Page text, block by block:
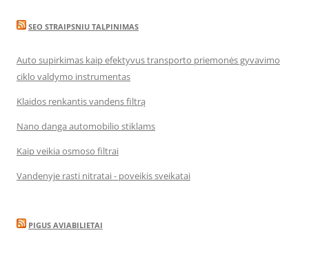
SEO STRAIPSNIU TALPINIMAS
Auto supirkimas kaip efektyvus transporto priemonės gyvavimo
ciklo valdymo instrumentas
Klaidos renkantis vandens filtrą
Nano danga automobilio stiklams
Kaip veikia osmoso filtrai
Vandenyje rasti nitratai - poveikis sveikatai
PIGUS AVIABILIETAI